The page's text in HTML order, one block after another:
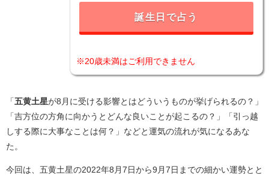
誕生日で占う
※20歳未満はご利用できません
「 五黄土星が8月に受ける影響とはどういうものが挙げられるの？」
「吉方位の方角に向かうとどんな良いことが起こるの？」「引っ越
しする際に大事なことは何？」などと運気の流れが気になるあな
た。
今回は、五黄土星の2022年8月7日から9月7日までの細かい運勢とと